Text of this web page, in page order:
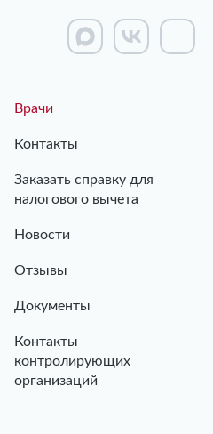
Врачи
Контакты
Заказать справку для
налогового вычета
Новости
Отзывы
Документы
Контакты
контролирующих
организаций